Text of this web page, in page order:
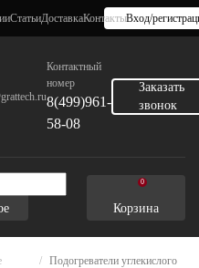
СтатьиДоставкаКонтактыВход/
Контактный
номер
8(499)961-
58-08
Заказать
звонок
0
Корзина
Подогреватели углекислого